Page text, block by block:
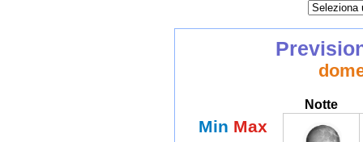
Notte
Min Max